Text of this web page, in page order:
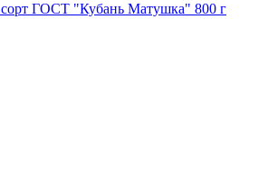
ГОСТ "Кубань Матушка" 800 г